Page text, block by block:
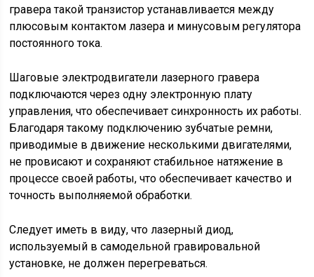
гравера такой транзистор устанавливается между
плюсовым контактом лазера и минусовым регулятора
постоянного тока.
Шаговые электродвигатели лазерного гравера
подключаются через одну электронную плату
управления, что обеспечивает синхронность их работы.
Благодаря такому подключению зубчатые ремни,
приводимые в движение несколькими двигателями,
не провисают и сохраняют стабильное натяжение в
процессе своей работы, что обеспечивает качество и
точность выполняемой обработки.
Следует иметь в виду, что лазерный диод,
используемый в самодельной гравировальной
установке, не должен перегреваться.